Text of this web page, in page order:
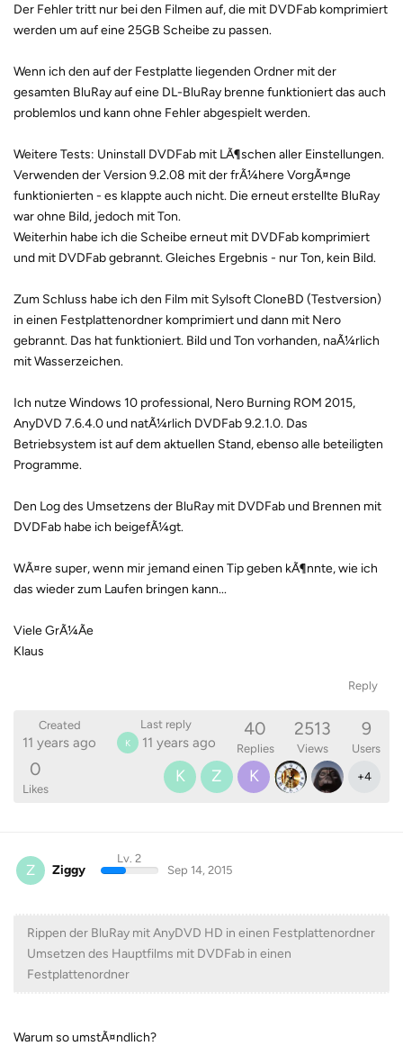
Der Fehler tritt nur bei den Filmen auf, die mit DVDFab komprimiert
werden um auf eine 25GB Scheibe zu passen.
Wenn ich den auf der Festplatte liegenden Ordner mit der
gesamten BluRay auf eine DL-BluRay brenne funktioniert das auch
problemlos und kann ohne Fehler abgespielt werden.
Weitere Tests: Uninstall DVDFab mit LÃ¶schen aller Einstellungen.
Verwenden der Version 9.2.08 mit der frÃ¼here VorgÃ¤nge
funktionierten - es klappte auch nicht. Die erneut erstellte BluRay
war ohne Bild, jedoch mit Ton.
Weiterhin habe ich die Scheibe erneut mit DVDFab komprimiert
und mit DVDFab gebrannt. Gleiches Ergebnis - nur Ton, kein Bild.
Zum Schluss habe ich den Film mit Sylsoft CloneBD (Testversion)
in einen Festplattenordner komprimiert und dann mit Nero
gebrannt. Das hat funktioniert. Bild und Ton vorhanden, naÃ¼rlich
mit Wasserzeichen.
Ich nutze Windows 10 professional, Nero Burning ROM 2015,
AnyDVD 7.6.4.0 und natÃ¼rlich DVDFab 9.2.1.0. Das
Betriebsystem ist auf dem aktuellen Stand, ebenso alle beteiligten
Programme.
Den Log des Umsetzens der BluRay mit DVDFab und Brennen mit
DVDFab habe ich beigefÃ¼gt.
WÃ¤re super, wenn mir jemand einen Tip geben kÃ¶nnte, wie ich
das wieder zum Laufen bringen kann...
Viele GrÃ¼Ãe
Klaus
Reply
Created
11 years ago
Last reply
K 11 years ago
40
Replies
2513
Views
9
Users
0
Likes
K Z K +4
Z Ziggy
Lv. 2
Sep 14, 2015
Rippen der BluRay mit AnyDVD HD in einen Festplattenordner
Umsetzen des Hauptfilms mit DVDFab in einen
Festplattenordner
Warum so umstÃ¤ndlich?